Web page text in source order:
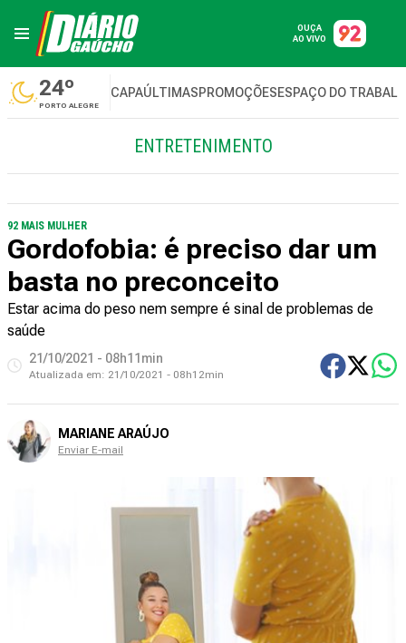
OUÇA
AO VIVO
24º
PORTO ALEGRE
CAPAÚLTIMASPROMOÇÕESESPAÇO DO
ENTRETENIMENTO
92 MAIS MULHER
Gordofobia: é preciso dar um
basta no preconceito
Estar acima do peso nem sempre é sinal de problemas de
saúde
21/10/2021 - 08h11min
Atualizada em: 21/10/2021 - 08h12min
MARIANE ARAÚJO
Enviar E-mail